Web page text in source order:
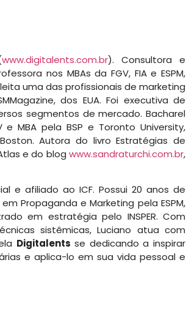
www.digitalents.com.br). Consultora e
nos MBAs da FGV, FIA e ESPM,
uma das profissionais de marketing
dos EUA. Foi executiva de
segmentos de mercado. Bacharel
MBA pela BSP e Toronto University,
Autora do livro Estratégias de
e do blog www.sandraturchi.com.br,
e afiliado ao ICF. Possui 20 anos de
Propaganda e Marketing pela ESPM,
em estratégia pelo INSPER. Com
sistêmicas, Luciano atua com
Digitalents se dedicando a inspirar
e aplica-lo em sua vida pessoal e